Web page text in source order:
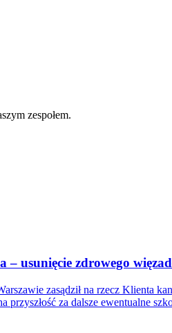
zespołem.
– usunięcie zdrowego
zasądził na rzecz Klienta
przyszłość za dalsze ewentualne